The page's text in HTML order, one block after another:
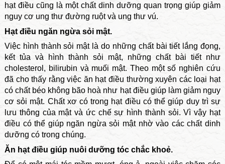
hạt điều cũng là một chất dinh dưỡng quan trọng giúp giảm
nguy cơ ung thư đường ruột và ung thư vú.
Hạt điều ngăn ngừa sỏi mật.
Việc hình thành sỏi mật là do những chất bài tiết lắng đọng,
kết tủa và hình thành sỏi mật, những chất bài tiết như
cholesterol, bilirubin và muối mật. Theo một số nghiên cứu
đã cho thấy rằng việc ăn hạt điều thường xuyên các loại hạt
có chất béo không bão hoà như hạt điều giúp làm giảm nguy
cơ sỏi mật. Chất xơ có trong hạt điều có thể giúp duy trì sự
lưu thông của mật và ức chế sự hình thành sỏi. Vì vậy hạt
điều có thể giúp ngăn ngừa sỏi mật nhờ vào các chất dinh
dưỡng có trong chúng.
Ăn hạt điều giúp nuôi dưỡng tóc chắc khoẻ.